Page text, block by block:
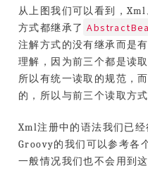
从上图我们可以看到，
方式都继承了
注解方式的没有继承而是
理解，因为前三个都是读
所以有统一读取的规范，
的，所以与前三个读取方
Xml注册中的语法我们已
Groovy的我们可以参考各
一般情况我们也不会用到